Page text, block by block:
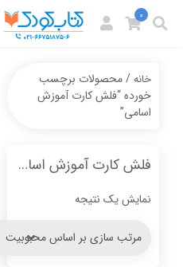
0
خانه/ محصولات برچسب
خورده “فلش کارت آموزش
اسامی”
فلش کارت آموزش اسامی
نمایش یک نتیجه